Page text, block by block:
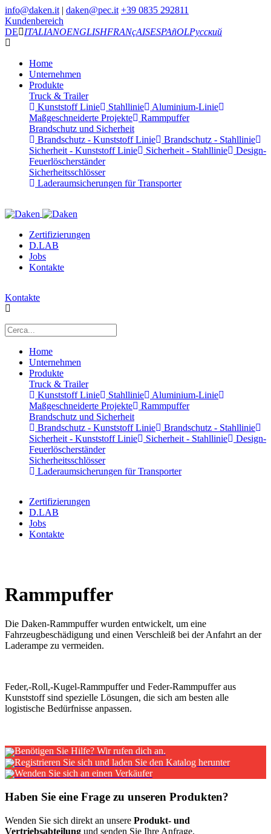
info@daken.it | daken@pec.it +39 0835 292811
Kundenbereich
DE
ITALIANOENGLISHFRANçAISESPAñOLРусский
Home
Unternehmen
Produkte
Truck & Trailer
Kunststoff Linie
Stahllinie
Aluminium-Linie
Maßgeschneiderte Projekte
Rammpuffer
Brandschutz und Sicherheit
Brandschutz - Kunststoff Linie
Brandschutz - Stahllinie
Sicherheit - Kunststoff Linie
Sicherheit - Stahllinie
Design-
Feuerlöscherständer
Sicherheitsschlösser
Laderaumsicherungen für Transporter
Zertifizierungen
D.LAB
Jobs
Kontakte
Kontakte
Home
Unternehmen
Produkte
Truck & Trailer
Kunststoff Linie
Stahllinie
Aluminium-Linie
Maßgeschneiderte Projekte
Rammpuffer
Brandschutz und Sicherheit
Brandschutz - Kunststoff Linie
Brandschutz - Stahllinie
Sicherheit - Kunststoff Linie
Sicherheit - Stahllinie
Design-
Feuerlöscherständer
Sicherheitsschlösser
Laderaumsicherungen für Transporter
Zertifizierungen
D.LAB
Jobs
Kontakte
Rammpuffer
Benötigen Sie Hilfe? Wir rufen dich an.
Registrieren Sie sich und laden Sie den Katalog herunter
Wenden Sie sich an einen Verkäufer
Haben Sie eine Frage zu unseren Produkten?
Wenden Sie sich direkt an unsere Produkt- und
Vertriebsabteilung und senden Sie Ihre Anfrage.